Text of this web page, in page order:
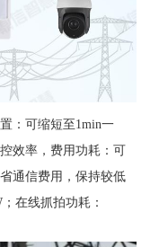
：可缩短至1min一
效率，费用功耗：可
通信费用，保持较低
在线抓拍功耗：